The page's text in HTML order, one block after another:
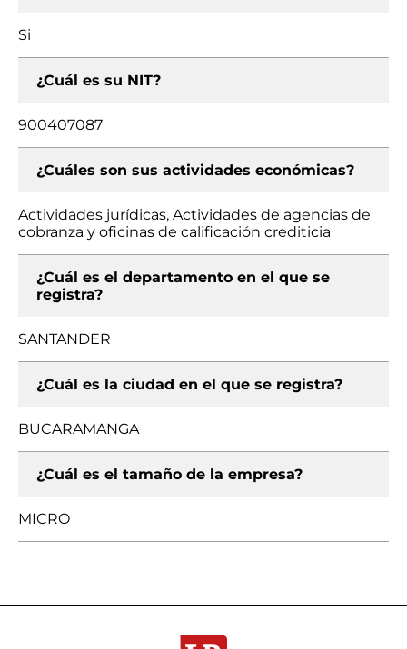
Si
¿Cuál es su NIT?
900407087
¿Cuáles son sus actividades económicas?
Actividades jurídicas, Actividades de agencias de
cobranza y oficinas de calificación crediticia
¿Cuál es el departamento en el que se
registra?
SANTANDER
¿Cuál es la ciudad en el que se registra?
BUCARAMANGA
¿Cuál es el tamaño de la empresa?
MICRO